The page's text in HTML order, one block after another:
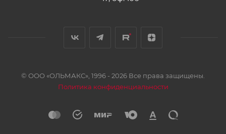
© ООО «ОЛЬМАКС», 1996 - 2026 Все права защищены.
Политика конфиденциальности